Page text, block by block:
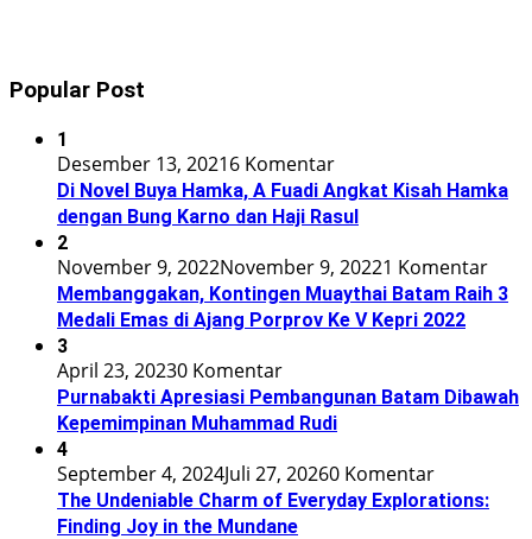
Popular Post
1
Desember 13, 20216 Komentar
Di Novel Buya Hamka, A Fuadi Angkat Kisah Hamka
dengan Bung Karno dan Haji Rasul
2
November 9, 2022November 9, 20221 Komentar
Membanggakan, Kontingen Muaythai Batam Raih 3
Medali Emas di Ajang Porprov Ke V Kepri 2022
3
April 23, 20230 Komentar
Purnabakti Apresiasi Pembangunan Batam Dibawah
Kepemimpinan Muhammad Rudi
4
September 4, 2024Juli 27, 20260 Komentar
The Undeniable Charm of Everyday Explorations:
Finding Joy in the Mundane